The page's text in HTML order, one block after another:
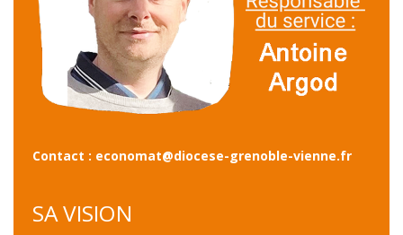
Contact : economat@diocese-grenoble-vienne.fr
SA VISION